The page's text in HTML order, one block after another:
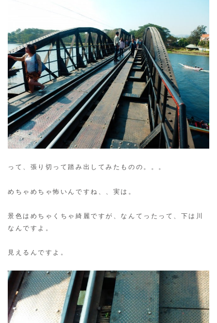
って、張り切って踏み出してみたものの。。。
めちゃめちゃ怖いんですね、、実は。
景色はめちゃくちゃ綺麗ですが、なんてったって、下は川
なんですよ。
見えるんですよ。